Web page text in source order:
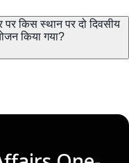
पर किस स्थान पर दो दिवसीय
किया गया?